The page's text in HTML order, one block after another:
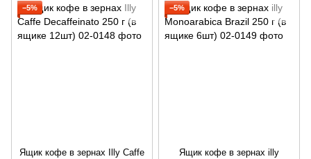
−5%
Ящик кофе в зернах Illy Caffe
−5%
Ящик кофе в зернах illy